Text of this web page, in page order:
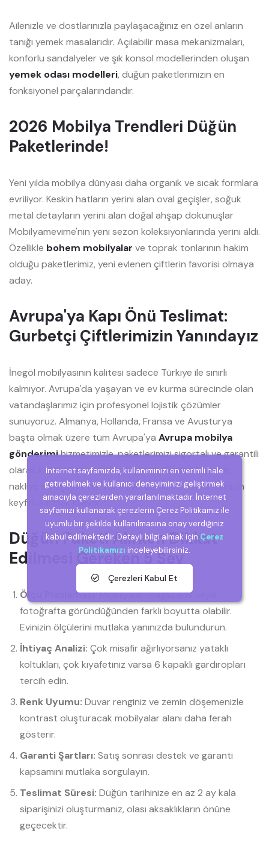
Ailenizle ve dostlarınızla paylaşacağınız en özel anların
tanığı yemek masalarıdır. Açılabilir masa mekanizmaları,
konforlu sandalyeler ve şık konsol modellerinden oluşan
yemek odası modelleri, düğün paketlerimizin en
fonksiyonel parçalarındandır.
2026 Mobilya Trendleri Düğün
Paketlerinde!
Yeni yılda mobilya dünyası daha organik ve sıcak formlara
evriliyor. Keskin hatların yerini alan oval geçişler, soğuk
metal detayların yerini alan doğal ahşap dokunuşlar
Mobilyamevime'nin yeni sezon koleksiyonlarında yerini aldı.
Özellikle bohem mobilyalar ve toprak tonlarının hakim
olduğu paketlerimiz, yeni evlenen çiftlerin favorisi olmaya
aday.
Avrupa'ya Kapı Önü Teslimat:
Gurbetçi Çiftlerimizin Yanındayız
İnegöl mobilyasının kalitesi sadece Türkiye ile sınırlı
kalmıyor. Avrupa'da yaşayan ve ev kurma sürecinde olan
vatandaşlarımız için profesyonel lojistik çözümler
sunuyoruz. Almanya, Hollanda, Fransa ve Avusturya
başta olmak üzere tüm Avrupa'ya Avrupa mobilya
gönderimihizmetimizle, paketlerimizi sigortalı ve garantili
olarak kapınıza kadar ulaştırıyoruz. Gümrükleme ve
nakliye süreçlerini biz yönetiyoruz, size sadece evinizin
keyfini sürmek kalıyor.
Düğün Paketi Alırken Dikkat
Edilmesi Gereken 5 Şey
Ölçü Planlaması:Mobilyalar mağazada veya
fotoğrafta göründüğünden farklı boyutta olabilir.
Evinizin ölçülerini mutlaka yanınızda bulundurun.
İhtiyaç Analizi: Çok misafir ağırlıyorsanız yataklı
koltukları, çok kıyafetiniz varsa 6 kapaklı gardıropları
tercih edin.
Renk Uyumu: Duvar renginiz ve zemin döşemenizle
kontrast oluşturacak mobilyalar alanı daha ferah
gösterir.
Garanti Şartları: Satış sonrası destek ve garanti
kapsamını mutlaka sorgulayın.
Teslimat Süresi: Düğün tarihinize en az 2 ay kala
siparişinizi oluşturmanız, olası aksaklıkların önüne
geçecektir.
İnternet sayfamızda, kullanımınızı en verimli hale
getirebilmek ve kullanıcı deneyiminizi geliştirmek
amacıyla çerezlerden yararlanılmaktadır. İnternet
sayfamızı kullanarak çerezlerin Çerez Politikamız ile
uyumlu bir şekilde kullanılmasına onay verdiğiniz
kabul edilmektedir. Detaylı bilgi almak için Çerez
Politikamızı inceleyebilirsiniz.
Çerezleri Kabul Et